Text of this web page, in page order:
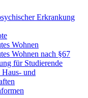
Erkrankung
Wohnen
Wohnen nach §67
für Studierende
und